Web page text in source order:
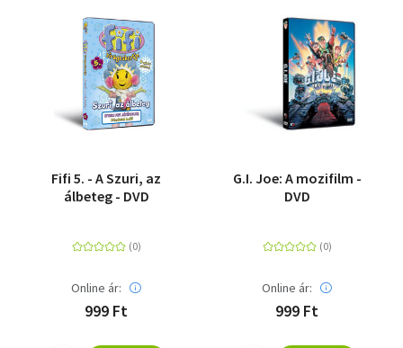
Fifi 5. - A Szuri, az
álbeteg - DVD
Online ár:
999 Ft
G.I. Joe: A mozifilm -
DVD
Online ár:
999 Ft